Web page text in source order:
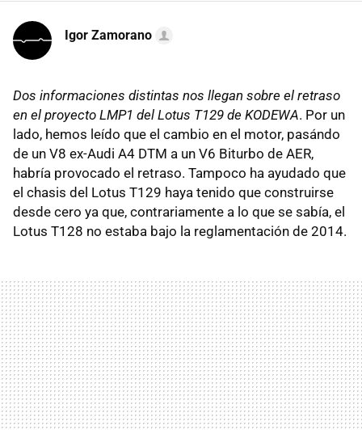
Igor Zamorano
Dos informaciones distintas nos llegan sobre el retraso
en el proyecto LMP1 del Lotus T129 de KODEWA. Por un
lado, hemos leído que el cambio en el motor, pasándo
de un V8 ex-Audi A4 DTM a un V6 Biturbo de AER,
habría provocado el retraso. Tampoco ha ayudado que
el chasis del Lotus T129 haya tenido que construirse
desde cero ya que, contrariamente a lo que se sabía, el
Lotus T128 no estaba bajo la reglamentación de 2014.